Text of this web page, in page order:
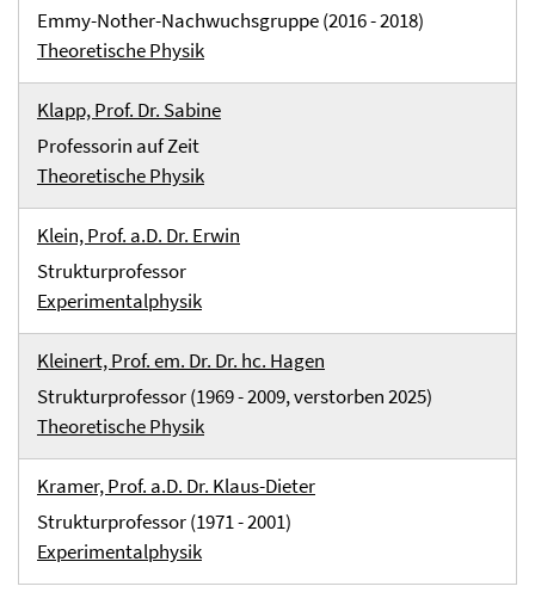
Emmy-Nother-Nachwuchsgruppe (2016 - 2018)
Theoretische Physik
Klapp, Prof. Dr. Sabine
Professorin auf Zeit
Theoretische Physik
Klein, Prof. a.D. Dr. Erwin
Strukturprofessor
Experimentalphysik
Kleinert, Prof. em. Dr. Dr. hc. Hagen
Strukturprofessor (1969 - 2009, verstorben 2025)
Theoretische Physik
Kramer, Prof. a.D. Dr. Klaus-Dieter
Strukturprofessor (1971 - 2001)
Experimentalphysik